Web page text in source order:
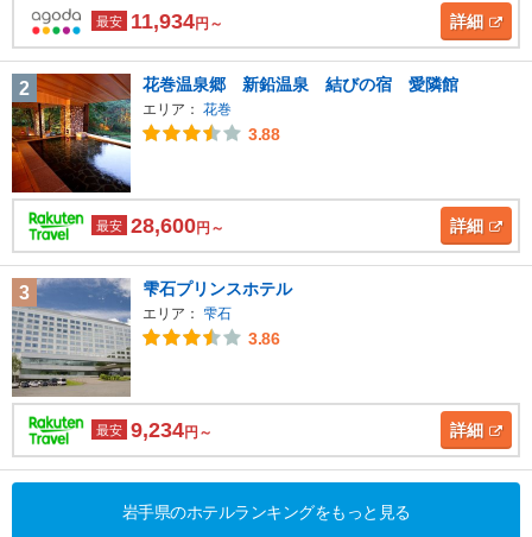
最安 11,934円～ 詳細
2 花巻温泉郷 新鉛温泉 結びの宿 愛隣館
エリア： 花巻
3.88
最安 28,600円～ 詳細
3 雫石プリンスホテル
エリア： 雫石
3.86
最安 9,234円～ 詳細
岩手県のホテルランキングをもっと見る